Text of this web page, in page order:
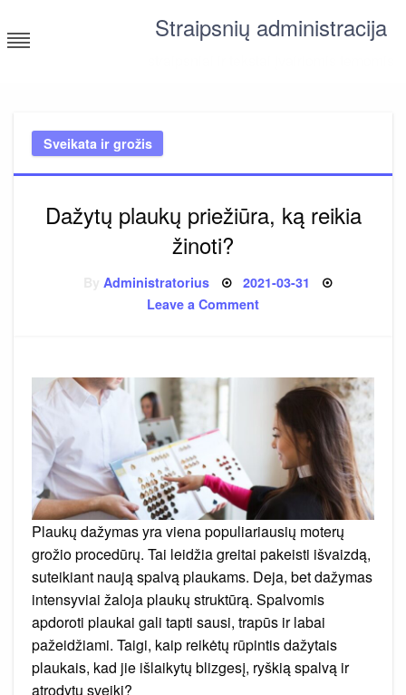
to
content
Straipsnių administracija
Sveikata ir grožis
Dažytų plaukų priežiūra, ką reikia
žinoti?
Administratorius Posted
2021-03-31
Leave a Commenton
žinoti?
Plaukų dažymas yra viena populiariausių moterų
grožio procedūrų. Tai leidžia greitai pakeisti išvaizdą,
suteikiant naują spalvą plaukams. Deja, bet dažymas
intensyviai žaloja plaukų struktūrą. Spalvomis
apdoroti plaukai gali tapti sausi, trapūs ir labai
pažeidžiami. Taigi, kaip reikėtų rūpintis dažytais
plaukais, kad jie išlaikytų blizgesį, ryškią spalvą ir
atrodytų sveiki?